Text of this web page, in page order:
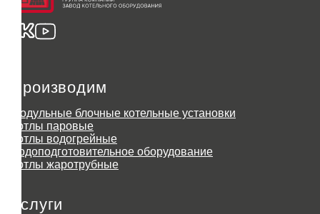
Производим
Модульные блочные котельные установки
Котлы паровые
Котлы водогрейные
Водоподготовительное оборудование
Котлы жаротрубные
Услуги